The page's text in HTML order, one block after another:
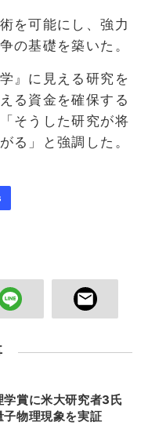
を可能にし、強力
の基礎を築いた。
』に見える研究を
る資金を確保する
そうした研究が将
る」と強調した。
学賞に米大研究者3氏
子物理現象を実証